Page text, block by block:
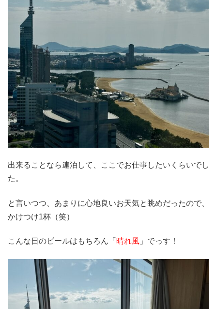
出来ることなら連泊して、ここでお仕事したいくらいでし
た。
と言いつつ、あまりに心地良いお天気と眺めだったので、
かけつけ1杯（笑）
こんな日のビールはもちろん「 晴れ風 」でっす！